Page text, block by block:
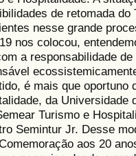
de retomada
nesse grande
nos colocou,
a responsabilidade
é mais que oportuno
da Universidade
Turismo e
Semintur Jr. Desse
aos 20